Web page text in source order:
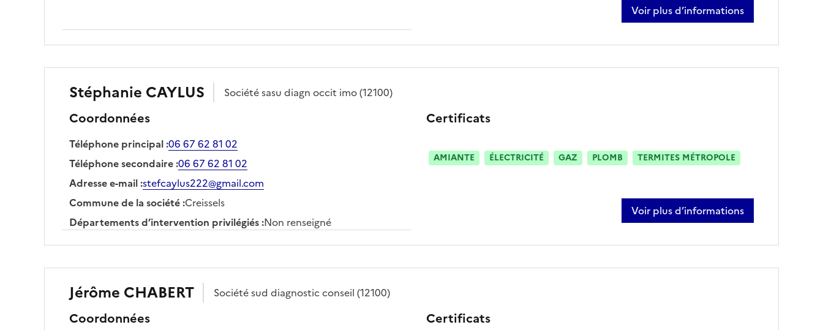
Voir plus d’informations
sur lionel bettenfeld
Stéphanie CAYLUS Sociétésasu diagn occit imo(12100)
Coordonnées
Téléphone principal:06 67 62 81 02
Téléphone secondaire:06 67 62 81 02
Adresse e-mail:stefcaylus222@gmail.com
Commune de la société:Creissels
Départements d’intervention privilégiés:Non renseigné
Certificats
AMIANTE ÉLECTRICITÉ GAZ PLOMB TERMITES MÉTROPOLE
Voir plus d’informations
sur stéphanie caylus
Jérôme CHABERT Sociétésud diagnostic conseil (12100)
Coordonnées Certificats